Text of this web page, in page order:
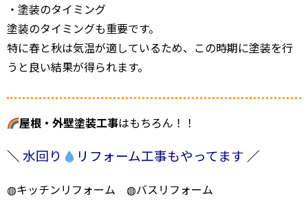
・塗装のタイミング
塗装のタイミングも重要です。
特に春と秋は気温が適しているため、この時期に塗装を行
うと良い結果が得られます。
屋根・外壁塗装工事はもちろん！！
＼ 水回り リフォーム工事もやってます ／
◍キッチンリフォーム ◍バスリフォーム